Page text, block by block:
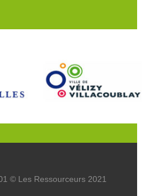
© Les Ressourceurs 2021